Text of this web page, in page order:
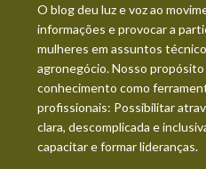
O blog deu luz e voz ao
informações e provocar a
mulheres em assuntos
agronegócio. Nosso
conhecimento como
profissionais: Possibilitar
clara, descomplicada e
capacitar e formar lideranças.